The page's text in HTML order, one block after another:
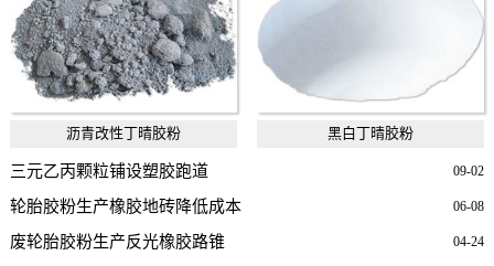
沥青改性丁晴胶粉 黑白丁晴胶粉
09-02
三元乙丙颗粒铺设塑胶跑道
06-08
轮胎胶粉生产橡胶地砖降低成本
04-24
废轮胎胶粉生产反光橡胶路锥